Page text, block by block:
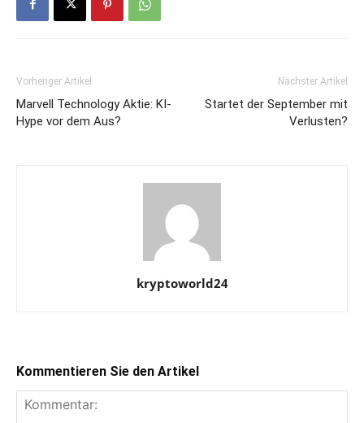
Vorheriger Artikel
Marvell Technology Aktie: KI-
Hype vor dem Aus?
Nächster Artikel
Startet der September mit
Verlusten?
kryptoworld24
Kommentieren Sie den Artikel